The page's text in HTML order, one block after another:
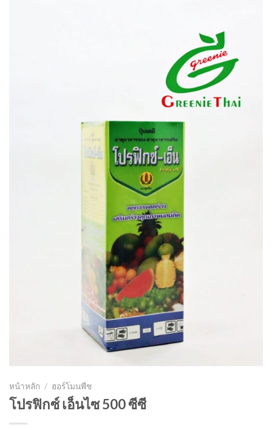
หน้าหลัก / ฮอร์โมนพืช
โปรฟิกซ์ เอ็นไซ 500 ซีซี